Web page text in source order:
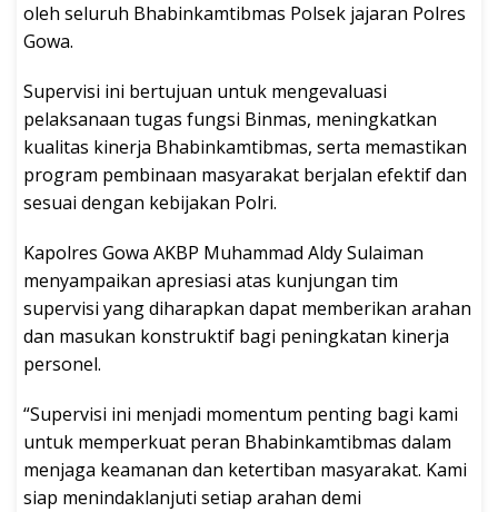
oleh seluruh Bhabinkamtibmas Polsek jajaran Polres
Gowa.
Supervisi ini bertujuan untuk mengevaluasi
pelaksanaan tugas fungsi Binmas, meningkatkan
kualitas kinerja Bhabinkamtibmas, serta memastikan
program pembinaan masyarakat berjalan efektif dan
sesuai dengan kebijakan Polri.
Kapolres Gowa AKBP Muhammad Aldy Sulaiman
menyampaikan apresiasi atas kunjungan tim
supervisi yang diharapkan dapat memberikan arahan
dan masukan konstruktif bagi peningkatan kinerja
personel.
“Supervisi ini menjadi momentum penting bagi kami
untuk memperkuat peran Bhabinkamtibmas dalam
menjaga keamanan dan ketertiban masyarakat. Kami
siap menindaklanjuti setiap arahan demi